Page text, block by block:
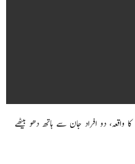
دو افراد جان سے ہاتھ دھو بیٹھے